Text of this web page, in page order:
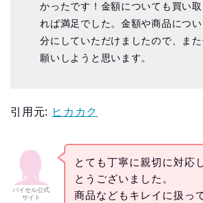
かったです！金額についても買い
れば満足でした。金額や商品につ
分にしていただけましたので、ま
願いしようと思います。
引用元: ヒカカク
バイセル公式
サイト
とても丁寧に親切に対応
とうございました。
商品などもキレイに扱っ